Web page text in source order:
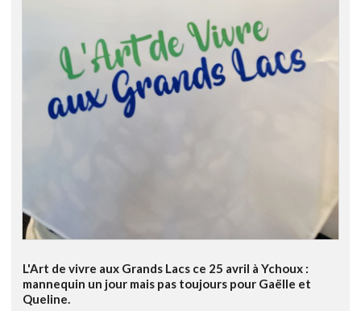
L'Art de vivre aux Grands Lacs ce 25 avril à Ychoux :
mannequin un jour mais pas toujours pour Gaëlle et
Queline.